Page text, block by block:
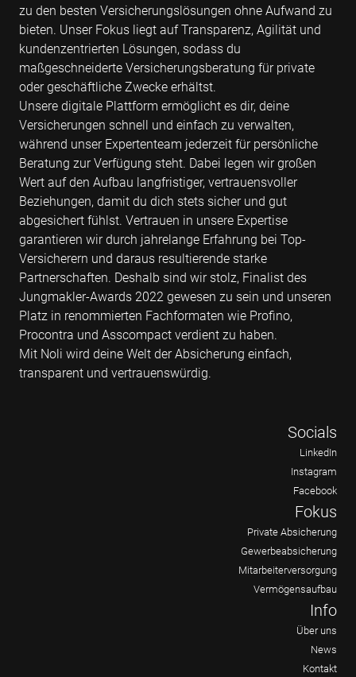
zu den besten Versicherungslösungen ohne Aufwand zu
bieten. Unser Fokus liegt auf Transparenz, Agilität und
kundenzentrierten Lösungen, sodass du
maßgeschneiderte Versicherungsberatung für private
oder geschäftliche Zwecke erhältst.
Unsere digitale Plattform ermöglicht es dir, deine
Versicherungen schnell und einfach zu verwalten,
während unser Expertenteam jederzeit für persönliche
Beratung zur Verfügung steht. Dabei legen wir großen
Wert auf den Aufbau langfristiger, vertrauensvoller
Beziehungen, damit du dich stets sicher und gut
abgesichert fühlst. Vertrauen in unsere Expertise
garantieren wir durch jahrelange Erfahrung bei Top-
Versicherern und daraus resultierende starke
Partnerschaften. Deshalb sind wir stolz, Finalist des
Jungmakler-Awards 2022 gewesen zu sein und unseren
Platz in renommierten Fachformaten wie Profino,
Procontra und Asscompact verdient zu haben.
Mit Noli wird deine Welt der Absicherung einfach,
transparent und vertrauenswürdig.
Socials
LinkedIn
Instagram
Facebook
Fokus
Private Absicherung
Gewerbeabsicherung
Mitarbeiterversorgung
Vermögensaufbau
Info
Über uns
News
Kontakt